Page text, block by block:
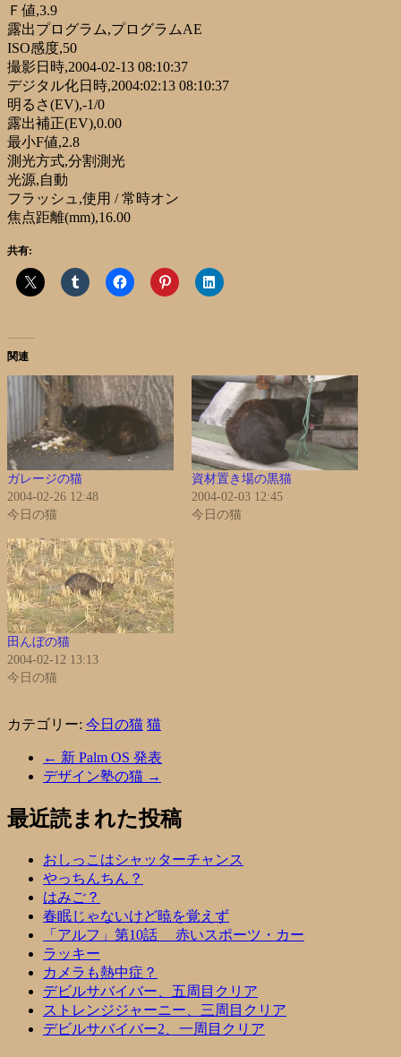
Ｆ値,3.9
露出プログラム,プログラムAE
ISO感度,50
撮影日時,2004-02-13 08:10:37
デジタル化日時,2004:02:13 08:10:37
明るさ(EV),-1/0
露出補正(EV),0.00
最小F値,2.8
測光方式,分割測光
光源,自動
フラッシュ,使用 / 常時オン
焦点距離(mm),16.00
共有:
関連
ガレージの猫
2004-02-26 12:48
今日の猫
資材置き場の黒猫
2004-02-03 12:45
今日の猫
田んぼの猫
2004-02-12 13:13
今日の猫
カテゴリー: 今日の猫 猫
← 新 Palm OS 発表
デザイン塾の猫 →
最近読まれた投稿
おしっこはシャッターチャンス
やっちんちん？
はみご？
春眠じゃないけど暁を覚えず
「アルフ」第10話 赤いスポーツ・カー
ラッキー
カメラも熱中症？
デビルサバイバー、五周目クリア
ストレンジジャーニー、三周目クリア
デビルサバイバー2、一周目クリア